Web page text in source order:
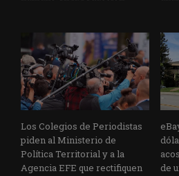
Los Colegios de Periodistas
piden al Ministerio de
Política Territorial y a la
Agencia EFE que rectifiquen
de